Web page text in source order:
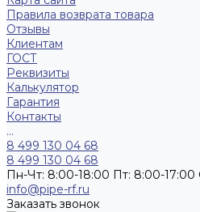
Правила возврата товара
Отзывы
Клиентам
ГОСТ
Реквизиты
Калькулятор
Гарантия
Контакты
...
8 499 130 04 68
8 499 130 04 68
Пн-Чт: 8:00-18:00 Пт: 8:00-
info@pipe-rf.ru
Заказать звонок